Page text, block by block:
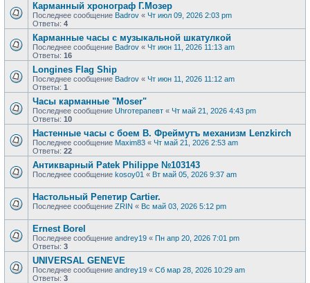
Карманный хронограф Г.Мозер
Последнее сообщение Badrov « Чт июл 09, 2026 2:03 pm
Ответы: 4
Карманные часы с музыкальной шкатулкой
Последнее сообщение Badrov « Чт июн 11, 2026 11:13 am
Ответы: 16
Longines Flag Ship
Последнее сообщение Badrov « Чт июн 11, 2026 11:12 am
Ответы: 1
Часы карманные "Moser"
Последнее сообщение Uhroтерапевт « Чт май 21, 2026 4:43 pm
Ответы: 10
Настенные часы с боем В. Фреймутъ механизм Lenzkirch
Последнее сообщение Maxim83 « Чт май 21, 2026 2:53 am
Ответы: 22
Антикварный Patek Philippe №103143
Последнее сообщение kosoy01 « Вт май 05, 2026 9:37 am
Настольный Репетир Cartier.
Последнее сообщение ZRIN « Вс май 03, 2026 5:12 pm
Ernest Borel
Последнее сообщение andrey19 « Пн апр 20, 2026 7:01 pm
Ответы: 3
UNIVERSAL GENEVE
Последнее сообщение andrey19 « Сб мар 28, 2026 10:29 am
Ответы: 3